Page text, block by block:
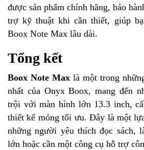
được sản phẩm chính hãng, bảo
trợ kỹ thuật khi cần thiết, giúp
Boox Note Max lâu dài.
Tổng kết
Boox Note Max là một trong
nhất của Onyx Boox, mang đến
trội với màn hình lớn 13.3 inch,
thiết kế mỏng tối ưu. Đây là một
những người yêu thích đọc sách,
lớn hoặc cần một công cụ hỗ trợ